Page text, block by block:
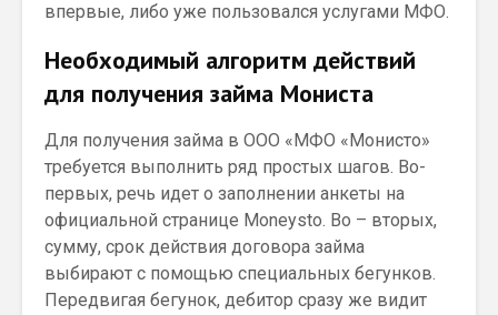
впервые, либо уже пользовался услугами МФО.
Необходимый алгоритм действий
для получения займа Мониста
Для получения займа в ООО «МФО «Монисто»
требуется выполнить ряд простых шагов. Во-
первых, речь идет о заполнении анкеты на
официальной странице Moneysto. Во – вторых,
сумму, срок действия договора займа
выбирают с помощью специальных бегунков.
Передвигая бегунок, дебитор сразу же видит